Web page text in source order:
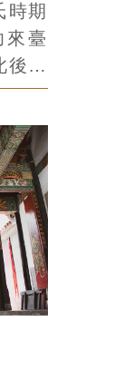
時期
臺
後一
清咸
教信
正殿
府城
看。
何時
是充
的信
神